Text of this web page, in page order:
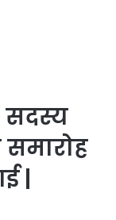
सदस्य
समारोह
|